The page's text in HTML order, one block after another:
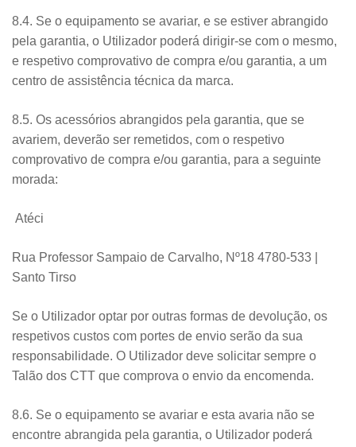
8.4. Se o equipamento se avariar, e se estiver abrangido
pela garantia, o Utilizador poderá dirigir-se com o mesmo,
e respetivo comprovativo de compra e/ou garantia, a um
centro de assistência técnica da marca.
8.5. Os acessórios abrangidos pela garantia, que se
avariem, deverão ser remetidos, com o respetivo
comprovativo de compra e/ou garantia, para a seguinte
morada:
Atéci
Rua Professor Sampaio de Carvalho, Nº18 4780-533 |
Santo Tirso
Se o Utilizador optar por outras formas de devolução, os
respetivos custos com portes de envio serão da sua
responsabilidade. O Utilizador deve solicitar sempre o
Talão dos CTT que comprova o envio da encomenda.
8.6. Se o equipamento se avariar e esta avaria não se
encontre abrangida pela garantia, o Utilizador poderá